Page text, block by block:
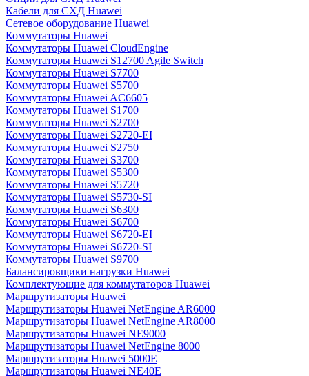
Кабели для СХД Huawei
Сетевое оборудование Huawei
Коммутаторы Huawei
Коммутаторы Huawei CloudEngine
Коммутаторы Huawei S12700 Agile Switch
Коммутаторы Huawei S7700
Коммутаторы Huawei S5700
Коммутаторы Huawei AC6605
Коммутаторы Huawei S1700
Коммутаторы Huawei S2700
Коммутаторы Huawei S2720-EI
Коммутаторы Huawei S2750
Коммутаторы Huawei S3700
Коммутаторы Huawei S5300
Коммутаторы Huawei S5720
Коммутаторы Huawei S5730-SI
Коммутаторы Huawei S6300
Коммутаторы Huawei S6700
Коммутаторы Huawei S6720-EI
Коммутаторы Huawei S6720-SI
Коммутаторы Huawei S9700
Балансировщики нагрузки Huawei
Комплектующие для коммутаторов Huawei
Маршрутизаторы Huawei
Маршрутизаторы Huawei NetEngine AR6000
Маршрутизаторы Huawei NetEngine AR8000
Маршрутизаторы Huawei NE9000
Маршрутизаторы Huawei NetEngine 8000
Маршрутизаторы Huawei 5000E
Маршрутизаторы Huawei NE40E